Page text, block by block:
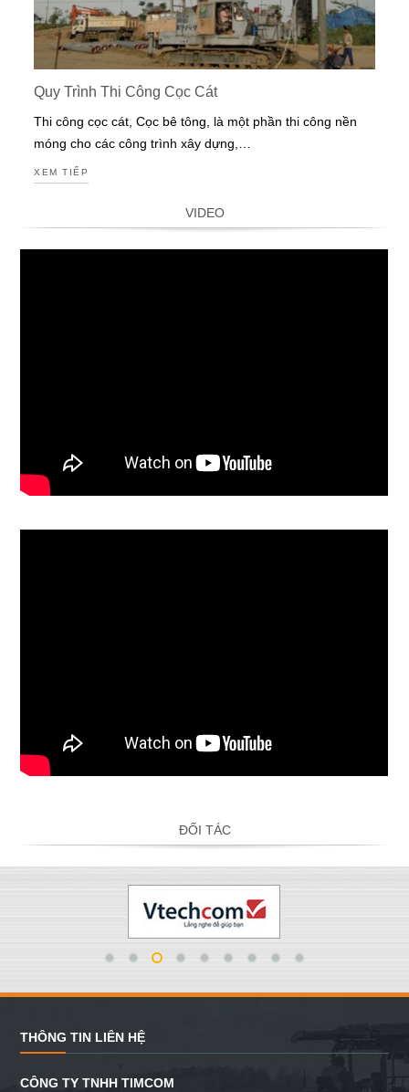
Quy Trình Thi Công Cọc Cát
Thi công cọc cát, Cọc bê tông, là một phần thi công nền
móng cho các công trình xây dựng,…
XEM TIẾP
VIDEO
ĐỐI TÁC
THÔNG TIN LIÊN HỆ
CÔNG TY TNHH TIMCOM